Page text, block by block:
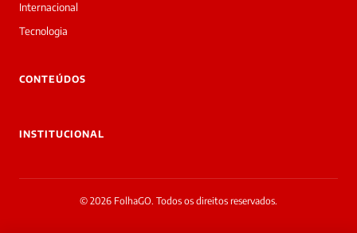
a
Laura,
▷
jornalista
Internacional
Tecnologia
CONTEÚDOS
INSTITUCIONAL
© 2026 FolhaGO. Todos os direitos reservados.